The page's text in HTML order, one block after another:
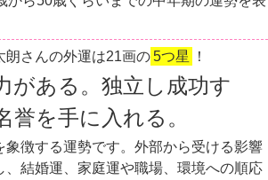
朗さんの外運は21画の5つ星 ！
がある。独立し成功す
誉を手に入れる。
象徴する運勢です。外部から受ける影響
、結婚運、家庭運や職場、環境への順応